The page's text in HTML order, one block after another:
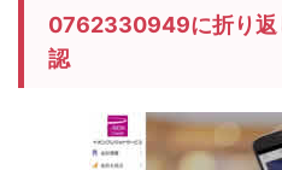
0762330949に折り返
認